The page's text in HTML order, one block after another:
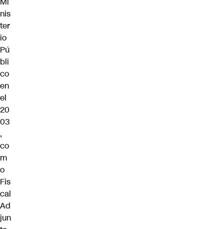
nis
ter
io
Pú
bli
co
en
el
20
03
,
co
m
o
Fis
cal
Ad
jun